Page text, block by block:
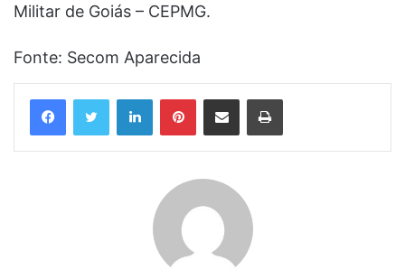
Militar de Goiás – CEPMG.
Fonte: Secom Aparecida
LinkedinPinterestCompartilhar via e-mail Imprimir